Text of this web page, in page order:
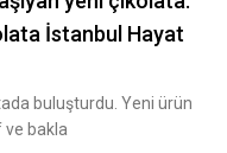
İstanbul Hayat
buluşturdu. Yeni ürün
ve bakla